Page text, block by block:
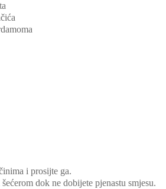
i prosijte ga.
dok ne dobijete pjenastu smjesu.